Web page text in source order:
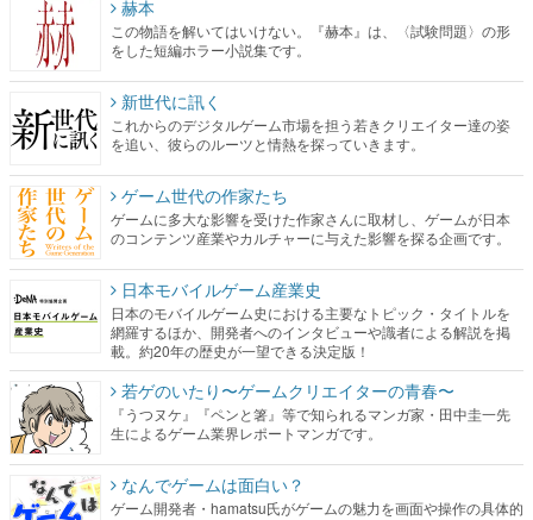
新世代に訊く
これからのデジタルゲーム市場を担う若きクリエイター達の姿
を追い、彼らのルーツと情熱を探っていきます。
ゲーム世代の作家たち
ゲームに多大な影響を受けた作家さんに取材し、ゲームが日本
のコンテンツ産業やカルチャーに与えた影響を探る企画です。
日本モバイルゲーム産業史
日本のモバイルゲーム史における主要なトピック・タイトルを
網羅するほか、開発者へのインタビューや識者による解説を掲
若ゲのいたり〜ゲームクリエイターの青春〜
『うつヌケ』『ペンと箸』等で知られるマンガ家・田中圭一先
生によるゲーム業界レポートマンガです。
なんでゲームは面白い？
ゲーム開発者・hamatsu氏がゲームの魅力を画面や操作の具体的
な形から解き明かしていく、硬派で骨太な評論連載です。
ゲームが変えた日本語
「経験値」「裏技」「ラスボス」… ゲームにまつわる言葉の起